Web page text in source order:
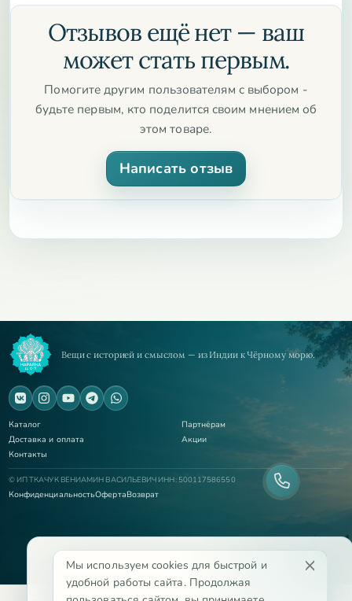
защищает от негативной энергии.
Размер браслета: 16-17 см
Отзывов ещё нет — ваш
может стать первым.
Помогите другим пользователям с выбором -
будьте первым, кто поделится своим мнением об
этом товаре.
Написать отзыв
Вещи с историей и смыслом — из Индии к Чёрному морю.
Каталог
Партнёрам
Доставка и оплата
Акции
Контакты
© ИП ТКАЧУК ВЕНИАМИН ВАСИЛЬЕВИЧ ИНН: 500117586550
КонфиденциальностьОфертаВозврат
Мы используем cookies для быстрой и
удобной работы сайта. Продолжая